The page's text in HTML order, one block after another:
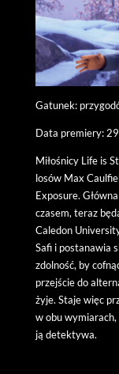
Gatunek:
Data premiery:
Miłośnicy Life is
losów Max
Exposure.
czasem, teraz
Caledon
Safi i postanawia
zdolność, by
przejście do
żyje. Staje więc
w obu wymiarach,
ją detektywa.